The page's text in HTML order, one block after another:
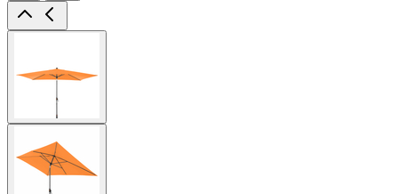
larger
image